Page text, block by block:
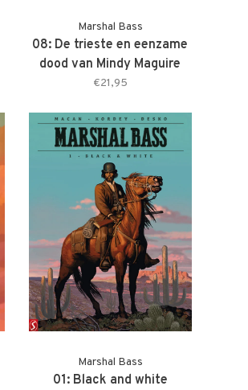
Marshal Bass
08: De trieste en eenzame
dood van Mindy Maguire
€21,95
Marshal Bass
01: Black and white